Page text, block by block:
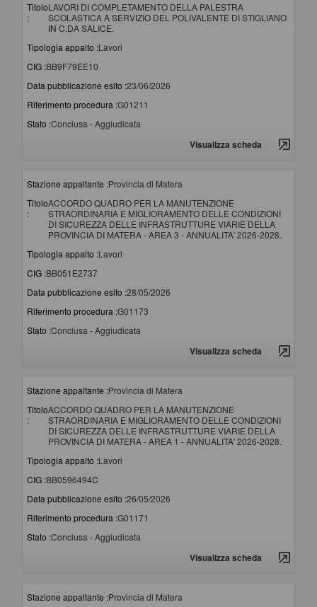
Titolo
:
LAVORI DI COMPLETAMENTO DELLA PALESTRA
SCOLASTICA A SERVIZIO DEL POLIVALENTE DI STIGLIANO
IN C.DA SALICE.
Tipologia appalto :Lavori
CIG :BB9F79EE10
Data pubblicazione esito :23/06/2026
Riferimento procedura :G01211
Stato :Conclusa - Aggiudicata
Visualizza scheda
Stazione appaltante :Provincia di Matera
Titolo
:
ACCORDO QUADRO PER LA MANUTENZIONE
STRAORDINARIA E MIGLIORAMENTO DELLE CONDIZIONI
DI SICUREZZA DELLE INFRASTRUTTURE VIARIE DELLA
PROVINCIA DI MATERA - AREA 3 - ANNUALITA' 2026-2028.
Tipologia appalto :Lavori
CIG :BB051E2737
Data pubblicazione esito :28/05/2026
Riferimento procedura :G01173
Stato :Conclusa - Aggiudicata
Visualizza scheda
Stazione appaltante :Provincia di Matera
Titolo
:
ACCORDO QUADRO PER LA MANUTENZIONE
STRAORDINARIA E MIGLIORAMENTO DELLE CONDIZIONI
DI SICUREZZA DELLE INFRASTRUTTURE VIARIE DELLA
PROVINCIA DI MATERA - AREA 1 - ANNUALITA' 2026-2028.
Tipologia appalto :Lavori
CIG :BB0596494C
Data pubblicazione esito :26/05/2026
Riferimento procedura :G01171
Stato :Conclusa - Aggiudicata
Visualizza scheda
Stazione appaltante :Provincia di Matera